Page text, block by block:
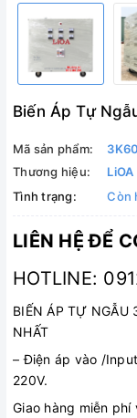
Biến Áp Tự
Mã sản phẩm:
Thương hiệu:
LiOA
Tình trạng:
Còn
LIÊN HỆ ĐỂ
HOTLINE:
BIẾN ÁP TỰ NGẪU
NHẤT
–Điện áp vào /
220V.
Giao hàng miễn